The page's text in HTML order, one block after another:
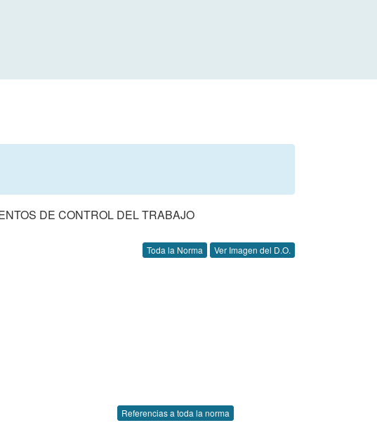
DE CONTROL DEL TRABAJO
Toda la Norma Ver Imagen del D.O.
Referencias a toda la norma